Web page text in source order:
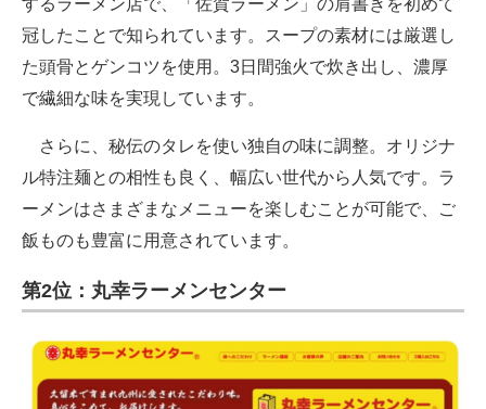
するラーメン店で、「佐賀ラーメン」の肩書きを初めて
冠したことで知られています。スープの素材には厳選し
た頭骨とゲンコツを使用。3日間強火で炊き出し、濃厚
で繊細な味を実現しています。
さらに、秘伝のタレを使い独自の味に調整。オリジナ
ル特注麺との相性も良く、幅広い世代から人気です。ラ
ーメンはさまざまなメニューを楽しむことが可能で、ご
飯ものも豊富に用意されています。
第2位：丸幸ラーメンセンター